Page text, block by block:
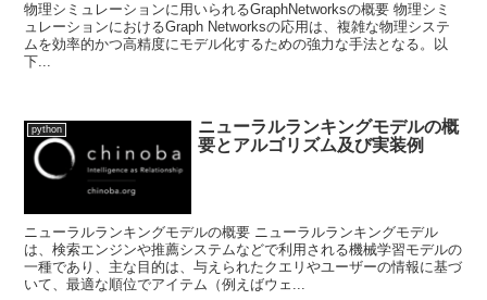
物理シミュレーションに用いられるGraphNetworksの概要 物理シミ
ュレーションにおけるGraph Networksの応用は、複雑な物理システ
ムを効率的かつ高精度にモデル化するための強力な手法となる。以
下...
python
ニューラルランキングモデルの概
要とアルゴリズム及び実装例
ニューラルランキングモデルの概要 ニューラルランキングモデル
は、検索エンジンや推薦システムなどで利用される機械学習モデルの
一種であり、主な目的は、与えられたクエリやユーザーの情報に基づ
いて、最適な順位でアイテム（例えばウェ...